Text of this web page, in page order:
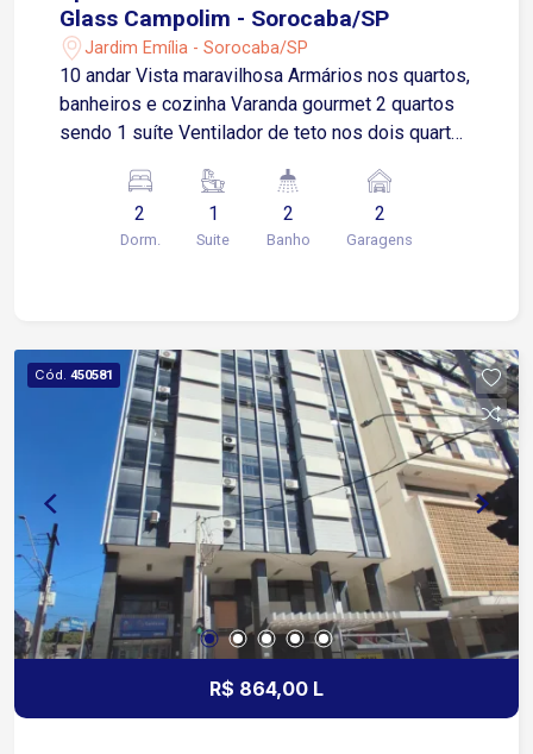
Glass Campolim - Sorocaba/SP
Jardim Emília - Sorocaba/SP
10 andar Vista maravilhosa Armários nos quartos,
banheiros e cozinha Varanda gourmet 2 quartos
sendo 1 suíte Ventilador de teto nos dois quartos
serviço Armários na cozinha Armários no quarto
Churrasqueira Piscina Varanda Condomínio
completo, garagem coberta e com elevador
2
Dorm.
1
Suite
2
Banho
2
Garagens
Cód. 450581
R$ 864,00 L